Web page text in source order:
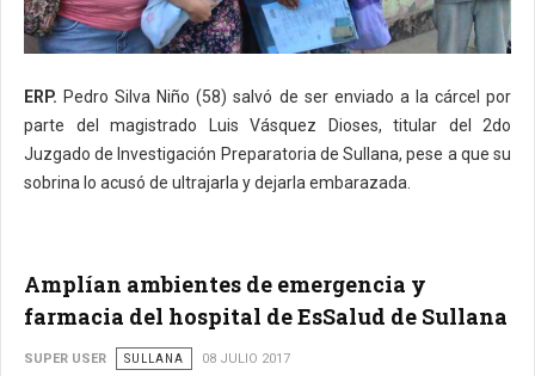
ERP. Pedro Silva Niño (58) salvó de ser enviado a la cárcel por
parte del magistrado Luis Vásquez Dioses, titular del 2do
Juzgado de Investigación Preparatoria de Sullana, pese a que su
sobrina lo acusó de ultrajarla y dejarla embarazada.
Amplían ambientes de emergencia y
farmacia del hospital de EsSalud de Sullana
SUPER USER SULLANA 08 JULIO 2017